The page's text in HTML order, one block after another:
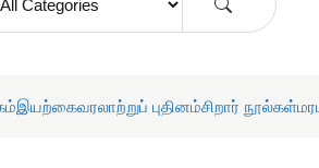
இயற்கைவரலாற்றுப் புதினம்சிறார் நூல்கள்